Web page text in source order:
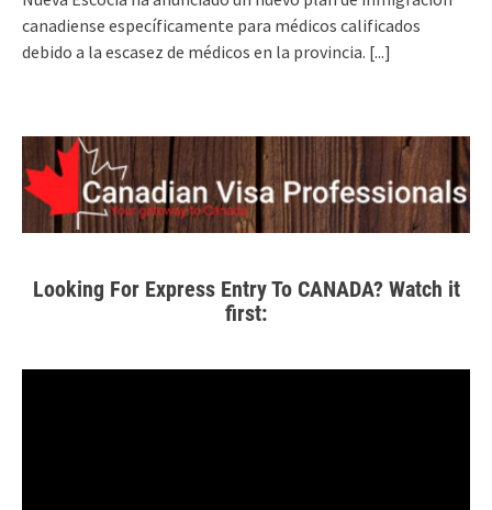
canadiense específicamente para médicos calificados
debido a la escasez de médicos en la provincia. [...]
Looking For Express Entry To CANADA? Watch it
first: